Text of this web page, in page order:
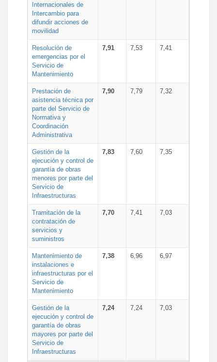
Internacionales de
Intercambio para
difundir acciones de
movilidad
Resolución de
emergencias por el
Servicio de
Mantenimiento
7,91 7,53 7,41
Prestación de
asistencia técnica por
parte del Servicio de
Normativa y
Coordinación
Administrativa
7,90 7,79 7,32
Gestión de la
ejecución y control de
garantía de obras
menores por parte del
Servicio de
Infraestructuras
7,83 7,60 7,35
Tramitación de la
contratación de
servicios y
suministros
7,70 7,41 7,03
Mantenimiento de
instalaciones e
infraestructuras por el
Servicio de
Mantenimiento
7,38 6,96 6,97
Gestión de la
ejecución y control de
garantía de obras
mayores por parte del
Servicio de
Infraestructuras
7,24 7,24 7,03